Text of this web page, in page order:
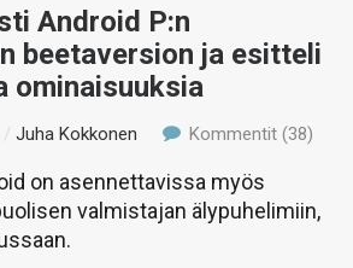
Android P:n
beetaversion ja esitteli
ominaisuuksia
/Juha Kokkonen Kommentit (38)
on asennettavissa myös
valmistajan älypuhelimiin,